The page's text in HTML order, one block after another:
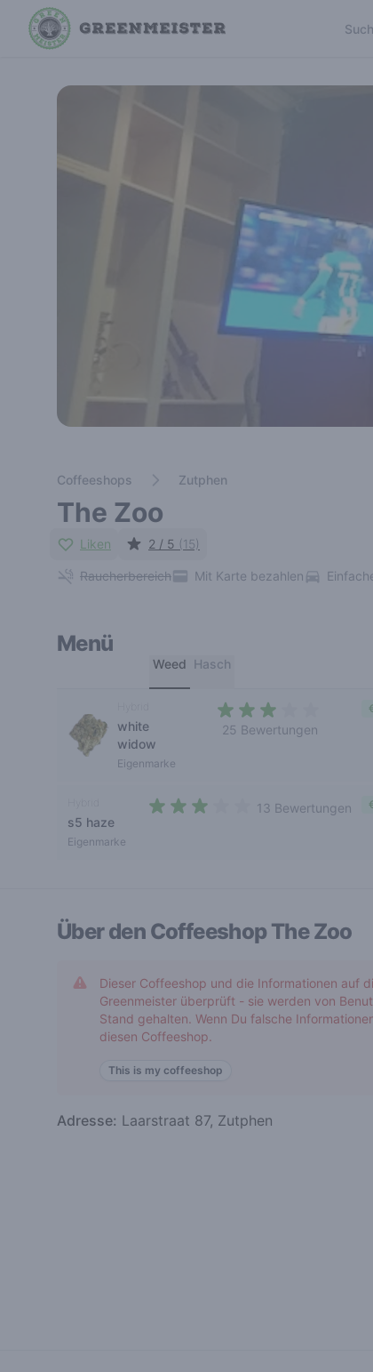
Coffeeshops Zutphen
The Zoo
Liken 2 / 5 (15)
Raucherbereich Mit Karte bezahlen
Menü
Weed Hasch
white
widow
Eigenmarke
25 Bewertungen
s5 haze
Eigenmarke
13 Bewertungen
Über den CoffeeshopThe Zoo
Dieser Coffeeshop und die Informationen auf
Greenmeister überprüft - sie werden von
Stand gehalten. Wenn Du falsche
diesen Coffeeshop.
This is my coffeeshop
Adresse: Laarstraat 87, Zutphen